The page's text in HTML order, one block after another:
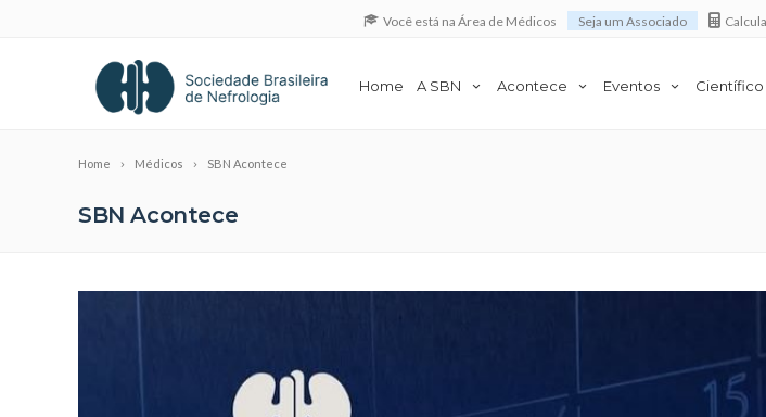
Você está na Área de Médicos Seja um Associado
Home A SBN Acontece Eventos Científico
Home Médicos SBN Acontece
SBN Acontece